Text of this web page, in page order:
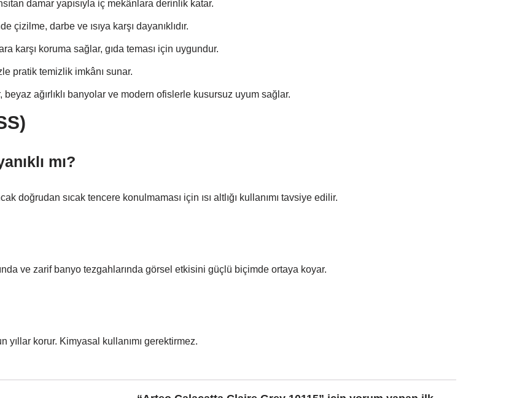
damar yapısıyla iç mekânlara derinlik katar.
çizilme, darbe ve ısıya karşı dayanıklıdır.
karşı koruma sağlar, gıda teması için uygundur.
pratik temizlik imkânı sunar.
ağırlıklı banyolar ve modern ofislerle kusursuz uyum sağlar.
mı?
doğrudan sıcak tencere konulmaması için ısı altlığı kullanımı tavsiye edilir.
ve zarif banyo tezgahlarında görsel etkisini güçlü biçimde ortaya koyar.
korur. Kimyasal kullanımı gerektirmez.